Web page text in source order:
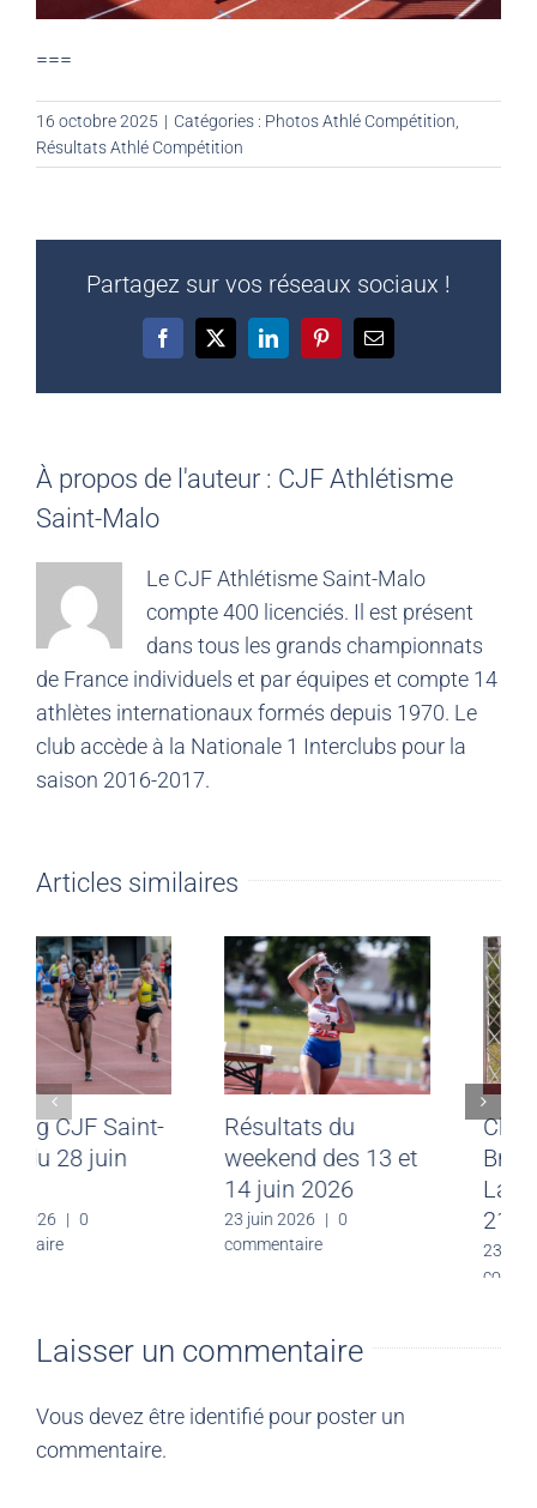
===
16 octobre 2025 | Catégories : Photos Athlé Compétition,
Résultats Athlé Compétition
Partagez sur vos réseaux sociaux !
Facebook
X LinkedInPinterestEmail
À propos de l'auteur : CJF Athlétisme
Saint-Malo
Le CJF Athlétisme Saint-Malo
compte 400 licenciés. Il est présent
dans tous les grands championnats
de France individuels et par équipes et compte 14
athlètes internationaux formés depuis 1970. Le
club accède à la Nationale 1 Interclubs pour la
saison 2016-2017.
Articles similaires
Meeting CJF Saint-
Malo du 28 juin
30 juin 2026
commentaire
Résultats du
weekend des 13 et
14 juin 2026
23 juin 2026
commentaire
Laisser un commentaire
Vous devez être identifié pour poster un
commentaire.